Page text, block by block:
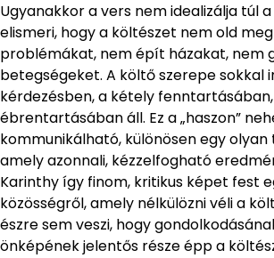
Ugyanakkor a vers nem idealizálja túl
elismeri, hogy a költészet nem old
problémákat, nem épít házakat, nem
betegségeket. A költő szerepe sokkal
kérdezésben, a kétely
ébrentartásában áll. Ez a „haszon”
kommunikálható, különösen egy
amely azonnali, kézzelfogható
Karinthy így finom, kritikus képet fest
közösségről, amely nélkülözni véli a
észre sem veszi, hogy
önképének jelentős része épp a